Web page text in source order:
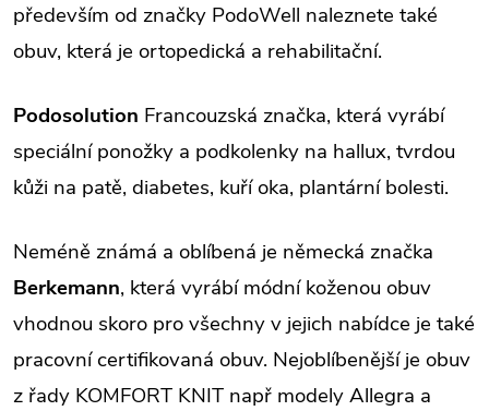
především od značky PodoWell naleznete také
obuv, která je ortopedická a rehabilitační.
Podosolution Francouzská značka, která vyrábí
speciální ponožky a podkolenky na hallux, tvrdou
kůži na patě, diabetes, kuří oka, plantární bolesti.
Neméně známá a oblíbená je německá značka
Berkemann, která vyrábí módní koženou obuv
vhodnou skoro pro všechny v jejich nabídce je také
pracovní certifikovaná obuv. Nejoblíbenější je obuv
z řady KOMFORT KNIT např modely Allegra a